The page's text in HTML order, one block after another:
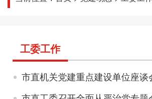
工委工作
市直机关党建重点建设单位座谈